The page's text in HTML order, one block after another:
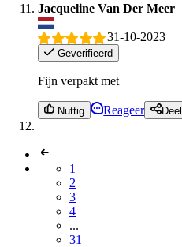
Jacqueline Van Der Meer
31-10-2023
Geverifieerd
Fijn verpakt met
Nuttig Reageer Deel
1
2
3
4
...
31